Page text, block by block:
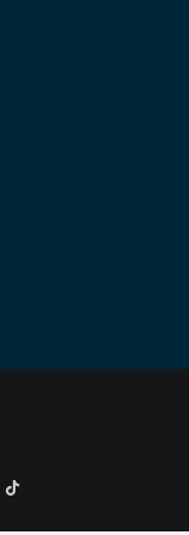
TikTok